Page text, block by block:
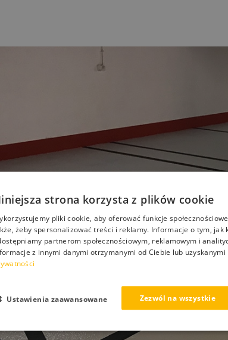
strona korzysta z plików cookie
pliki cookie, aby oferować funkcje
żeby spersonalizować treści i reklamy. Informacje o tym, jak
partnerom społecznościowym, reklamowym i
z innymi danymi otrzymanymi od Ciebie lub uzyskanymi
Zezwól na wszystkie
Ustawienia zaawansowane